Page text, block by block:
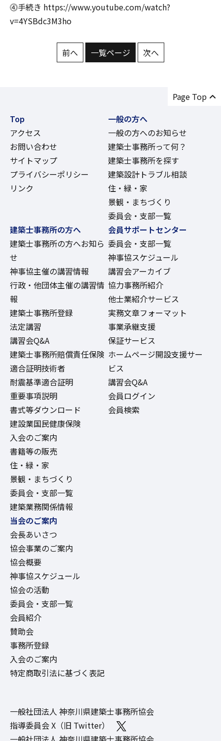
⓸手続き https://www.youtube.com/watch?
v=4YSBdc3M3ho
前へ 一覧ページ 次へ
Page Top
Top
アクセス
お問い合わせ
サイトマップ
プライバシーポリシー
リンク
一般の方へ
一般の方へのお知らせ
建築士事務所って何？
建築士事務所を探す
建築設計トラブル相談
住・緑・家
景観・まちづくり
委員会・支部一覧
建築士事務所の方へ
建築士事務所の方へお知ら
せ
神事協主催の講習情報
行政・他団体主催の講習情
報
建築士事務所登録
法定講習
講習会Q&A
建築士事務所賠償責任保険
適合証明技術者
耐震基準適合証明
重要事項説明
書式等ダウンロード
建設業国民健康保険
入会のご案内
書籍等の販売
住・緑・家
景観・まちづくり
委員会・支部一覧
建築業務関係情報
会員サポートセンター
委員会・支部一覧
神事協スケジュール
講習会アーカイブ
協力事務所紹介
他士業紹介サービス
実務文章フォーマット
事業承継支援
保証サービス
ホームページ開設支援サー
ビス
講習会Q&A
会員ログイン
会員検索
当会のご案内
会長あいさつ
協会事業のご案内
協会概要
神事協スケジュール
協会の活動
委員会・支部一覧
会員紹介
賛助会
事務所登録
入会のご案内
特定商取引法に基づく表記
一般社団法人 神奈川県建築士事務所協会
指導委員会 X（旧 Twitter）